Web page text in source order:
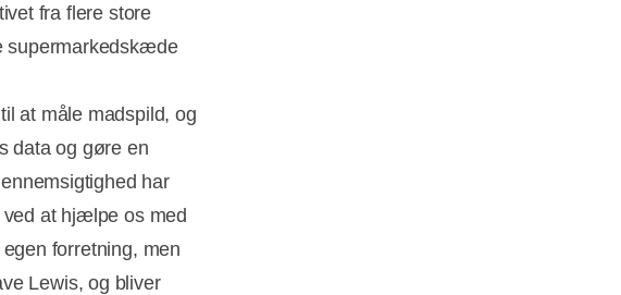
fra flere store
supermarkedskæde
at måle madspild, og
data og gøre en
har
at hjælpe os med
forretning, men
Lewis, og bliver